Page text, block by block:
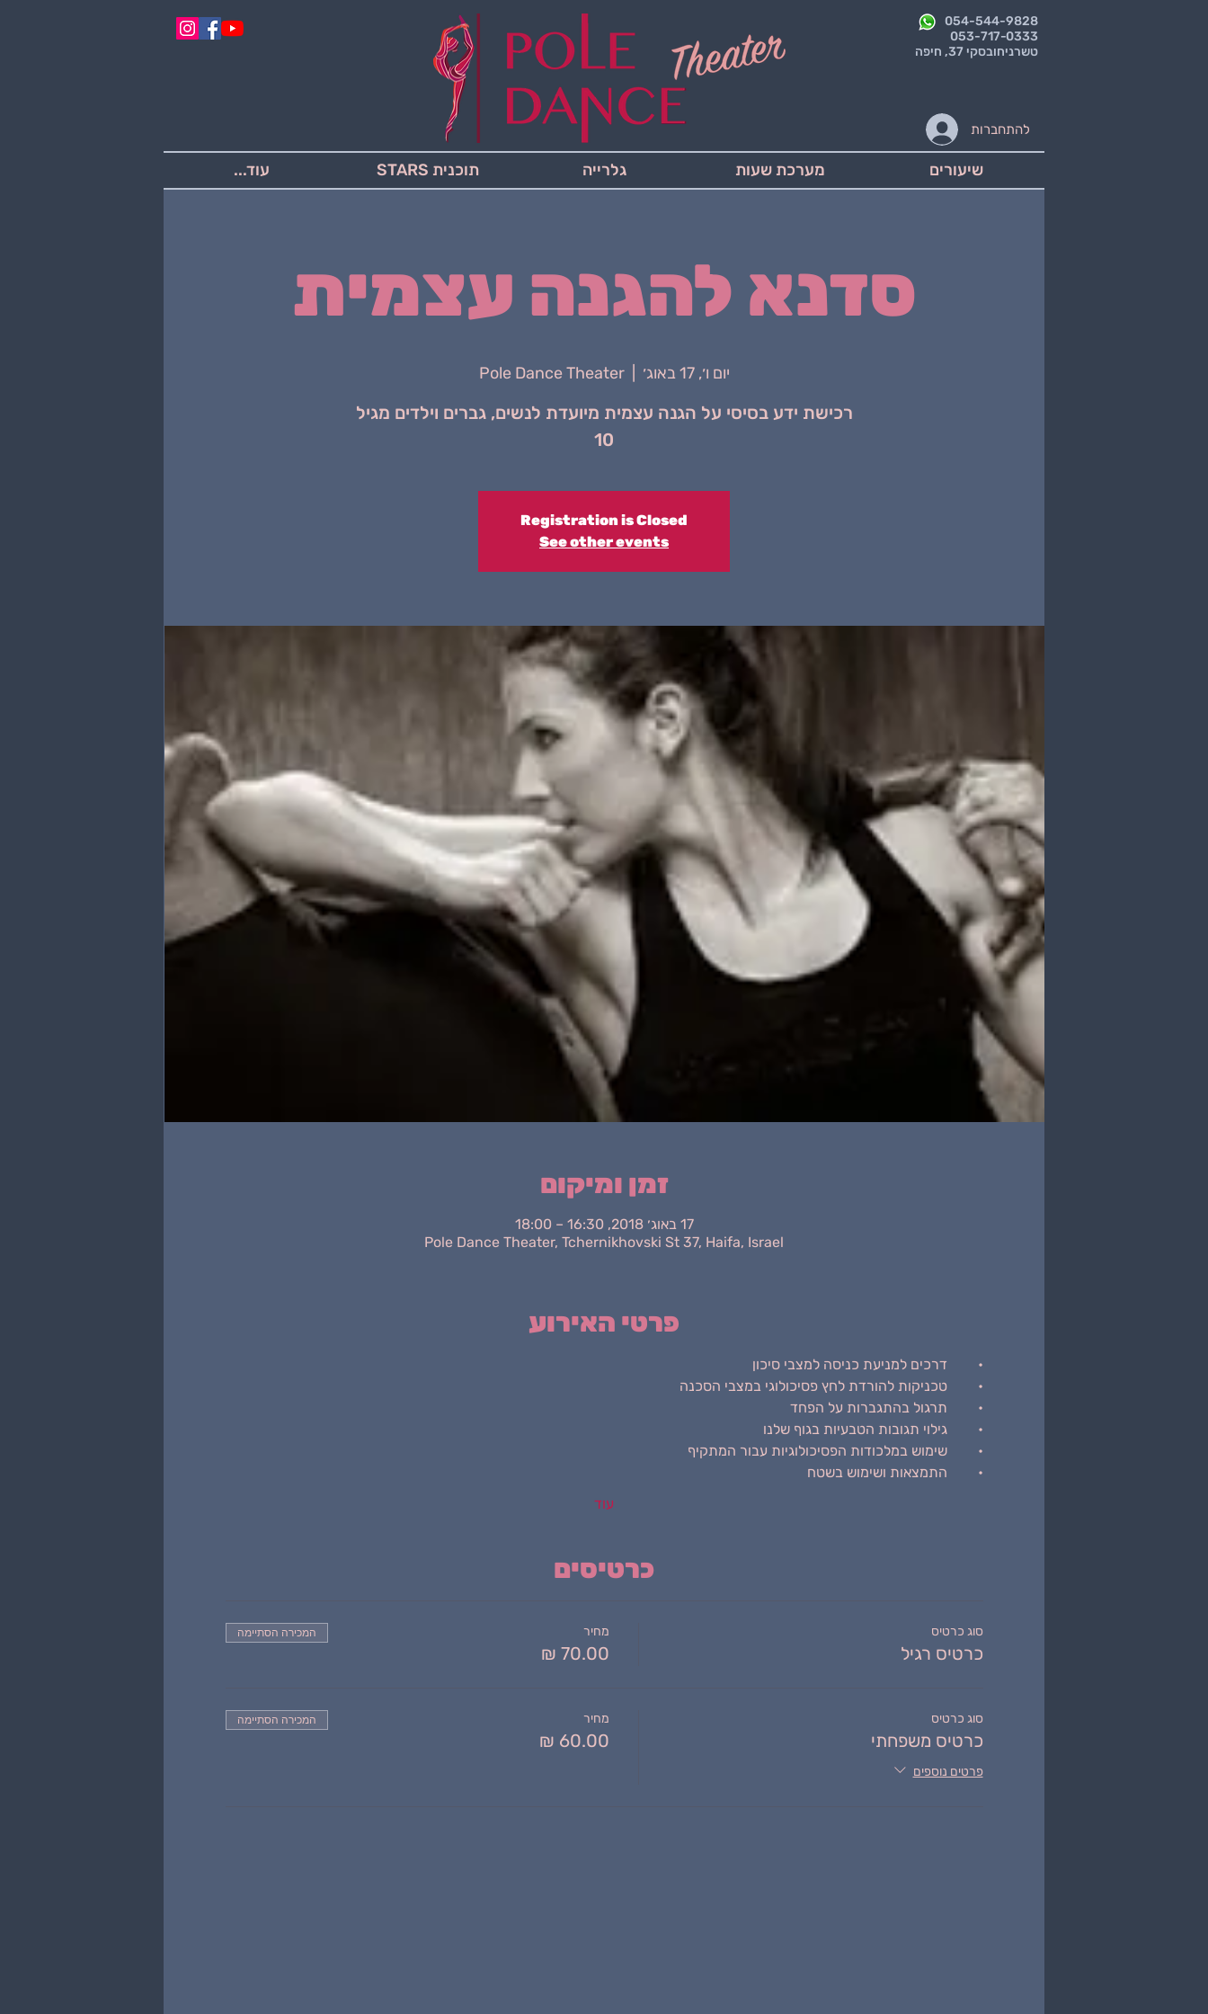
054-544-9828
053-717-0333
טשרניחובסקי 37, חיפה
להתחברות
שיעורים מערכת שעות גלרייה תוכנית STARS עוד...
סדנא להגנה עצמית
יום ו׳, 17 באוג׳
  |
Pole Dance Theater
רכישת ידע בסיסי על הגנה עצמית מיועדת לנשים, גברים וילדים מגיל
10
Registration is Closed
See other events
זמן ומיקום
17 באוג׳ 2018, 16:30 – 18:00
Pole Dance Theater, Tchernikhovski St 37, Haifa, Israel
פרטי האירוע
•	דרכים למניעת כניסה למצבי סיכון
•	טכניקות להורדת לחץ פסיכולוגי במצבי הסכנה
•	תרגול בהתגברות על הפחד
•	גילוי תגובות הטבעיות בגוף שלנו
•	שימוש במלכודות הפסיכולוגיות עבור המתקיף
•	התמצאות ושימוש בשטח
עוד
כרטיסים
סוג כרטיס
כרטיס רגיל
מחיר המכירה הסתיימה
סוג כרטיס
כרטיס משפחתי
פרטים נוספים
מחיר המכירה הסתיימה